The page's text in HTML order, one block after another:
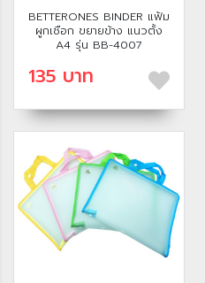
BETTERONES BINDER แฟ้ม
ผูกเชือก ขยายข้าง แนวตั้ง
A4 รุ่น BB-4007
135 บาท